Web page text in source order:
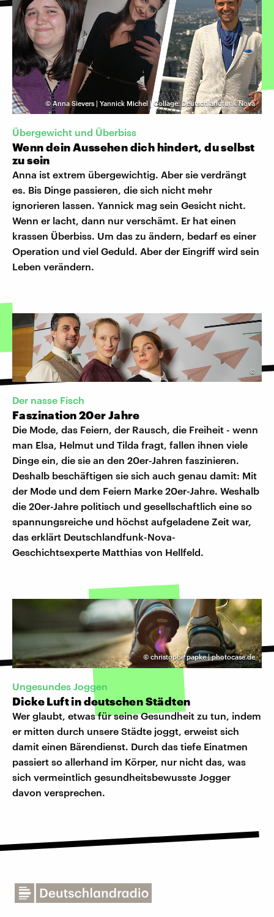
©Anna Sievers | Yannick Michel | Collage: Deutschlandfunk Nova
Übergewicht und Überbiss
Wenn dein Aussehen dich hindert, du selbst
zu sein
Anna ist extrem übergewichtig. Aber sie verdrängt
es. Bis Dinge passieren, die sich nicht mehr
ignorieren lassen. Yannick mag sein Gesicht nicht.
Wenn er lacht, dann nur verschämt. Er hat einen
krassen Überbiss. Um das zu ändern, bedarf es einer
Operation und viel Geduld. Aber der Eingriff wird sein
Leben verändern.
©
Der nasse Fisch
Faszination 20er Jahre
Die Mode, das Feiern, der Rausch, die Freiheit - wenn
man Elsa, Helmut und Tilda fragt, fallen ihnen viele
Dinge ein, die sie an den 20er-Jahren faszinieren.
Deshalb beschäftigen sie sich auch genau damit: Mit
der Mode und dem Feiern Marke 20er-Jahre. Weshalb
die 20er-Jahre politisch und gesellschaftlich eine so
spannungsreiche und höchst aufgeladene Zeit war,
das erklärt Deutschlandfunk-Nova-
Geschichtsexperte Matthias von Hellfeld.
© christophe papke | photocase.de
Ungesundes Joggen
Dicke Luft in deutschen Städten
Wer glaubt, etwas für seine Gesundheit zu tun, indem
er mitten durch unsere Städte joggt, erweist sich
damit einen Bärendienst. Durch das tiefe Einatmen
passiert so allerhand im Körper, nur nicht das, was
sich vermeintlich gesundheitsbewusste Jogger
davon versprechen.